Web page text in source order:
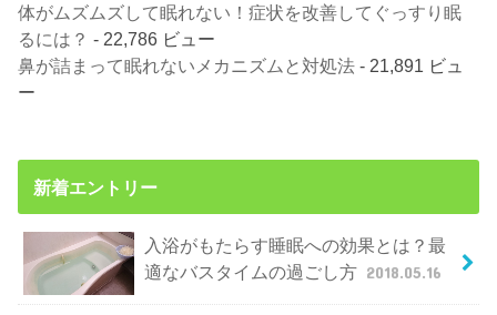
体がムズムズして眠れない！症状を改善してぐっすり眠
るには？ - 22,786 ビュー
鼻が詰まって眠れないメカニズムと対処法 - 21,891 ビュ
ー
新着エントリー
入浴がもたらす睡眠への効果とは？最
適なバスタイムの過ごし方 2018.05.16